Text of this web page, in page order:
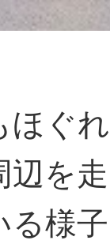
ほぐ
辺を
る様